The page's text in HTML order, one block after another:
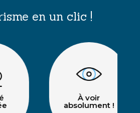
en un clic !
À voir
absolument !